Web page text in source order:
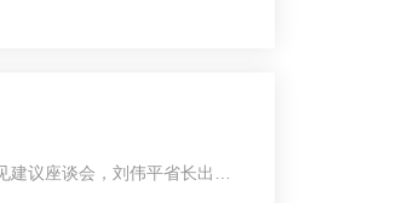
建议座谈会，刘伟平省长出